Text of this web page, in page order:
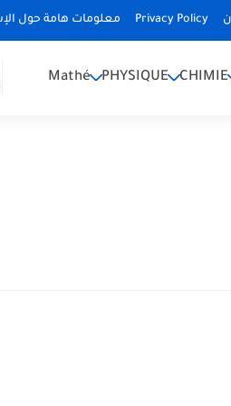
معلومات هامة حول Privacy Policy
Mathé PHYSIQUE CHIMIE